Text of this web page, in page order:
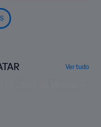
Ver tudo